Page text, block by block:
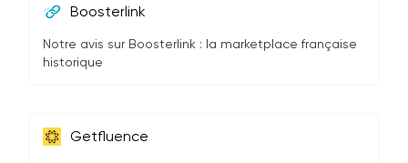
Boosterlink
Notre avis sur Boosterlink : la marketplace française
historique
Getfluence